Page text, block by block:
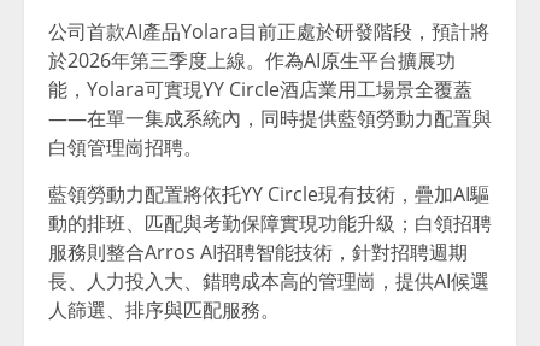
公司首款AI產品Yolara目前正處於研發階段，預計將
於2026年第三季度上線。作為AI原生平台擴展功
能，Yolara可實現YY Circle酒店業用工場景全覆蓋
——在單一集成系統內，同時提供藍領勞動力配置與
白領管理崗招聘。
藍領勞動力配置將依托YY Circle現有技術，疊加AI驅
動的排班、匹配與考勤保障實現功能升級；白領招聘
服務則整合Arros AI招聘智能技術，針對招聘週期
長、人力投入大、錯聘成本高的管理崗，提供AI候選
人篩選、排序與匹配服務。